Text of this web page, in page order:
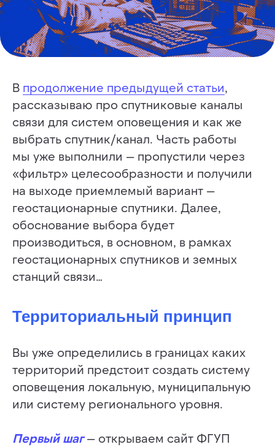
В продолжение предыдущей статьи,
рассказываю про спутниковые каналы
связи для систем оповещения и как же
выбрать спутник/канал. Часть работы
мы уже выполнили — пропустили через
«фильтр» целесообразности и получили
на выходе приемлемый вариант —
геостационарные спутники. Далее,
обоснование выбора будет
производиться, в основном, в рамках
геостационарных спутников и земных
станций связи…
Территориальный принцип
Вы уже определились в границах каких
территорий предстоит создать систему
оповещения локальную, муниципальную
или систему регионального уровня.
Первый шаг— открываем сайт ФГУП